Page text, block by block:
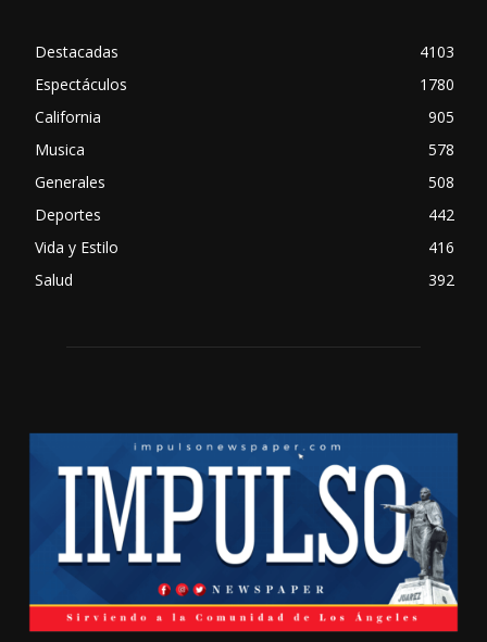
Destacadas
4103
Espectáculos
1780
California
905
Musica
578
Generales
508
Deportes
442
Vida y Estilo
416
Salud
392